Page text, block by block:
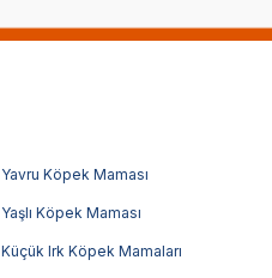
Yavru Köpek Maması
Yaşlı Köpek Maması
Küçük Irk Köpek Mamaları